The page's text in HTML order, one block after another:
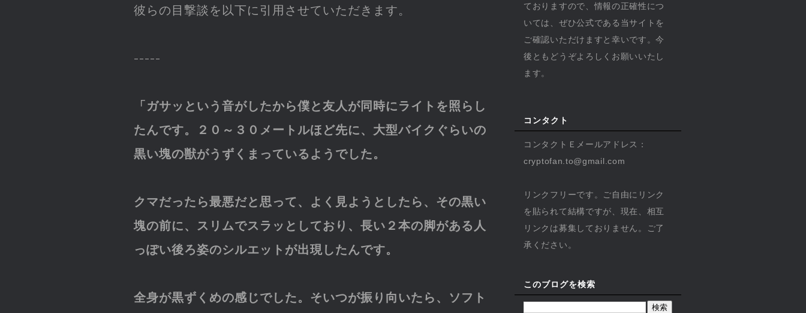
彼らの目撃談を以下に引用させていただきます。
-----
「ガサッという音がしたから僕と友人が同時にライトを照らし
たんです。２０～３０メートルほど先に、大型バイクぐらいの
黒い塊の獣がうずくまっているようでした。
クマだったら最悪だと思って、よく見ようとしたら、その黒い
塊の前に、スリムでスラッとしており、長い２本の脚がある人
っぽい後ろ姿のシルエットが出現したんです。
全身が黒ずくめの感じでした。そいつが振り向いたら、ソフト
ておりますので、情報の正確性につ
いては、ぜひ公式である当サイトを
ご確認いただけますと幸いです。今
後ともどうぞよろしくお願いいたし
ます。
コンタクト
コンタクトＥメールアドレス：
cryptofan.to@gmail.com
リンクフリーです。ご自由にリンク
を貼られて結構ですが、現在、相互
リンクは募集しておりません。ご了
承ください。
このブログを検索